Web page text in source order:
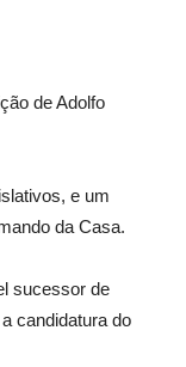
de Adolfo
e um
da Casa.
sucessor de
candidatura do